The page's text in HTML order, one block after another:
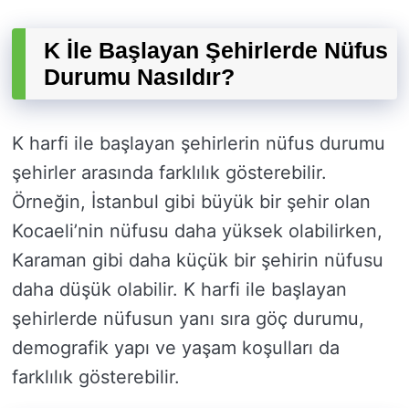
K İle Başlayan Şehirlerde Nüfus
Durumu Nasıldır?
K harfi ile başlayan şehirlerin nüfus durumu
şehirler arasında farklılık gösterebilir.
Örneğin, İstanbul gibi büyük bir şehir olan
Kocaeli’nin nüfusu daha yüksek olabilirken,
Karaman gibi daha küçük bir şehirin nüfusu
daha düşük olabilir. K harfi ile başlayan
şehirlerde nüfusun yanı sıra göç durumu,
demografik yapı ve yaşam koşulları da
farklılık gösterebilir.